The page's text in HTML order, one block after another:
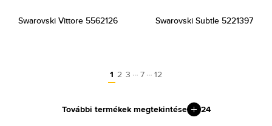
Swarovski Vittore 5562126 Swarovski Subtle 5221397
1 2 3 … 7 … 12
További termékek megtekintése 24